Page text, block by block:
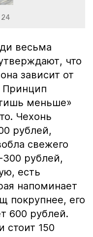
24
весьма
что
зависит от
Принцип
меньше»
Чехонь
рублей,
свежего
300 рублей,
есть
напоминает
покрупнее, его
600 рублей.
стоит 150